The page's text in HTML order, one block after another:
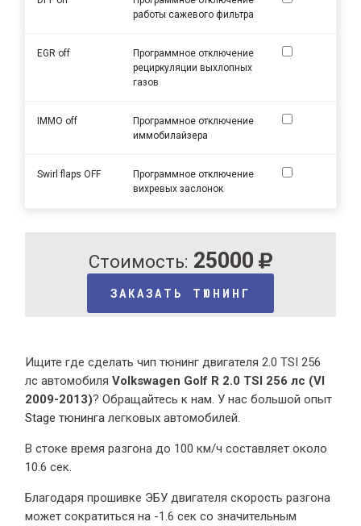
работы сажевого фильтра
EGR off
Программное отключение
рециркуляции выхлопных
газов
IMMO off
Программное отключение
иммобилайзера
Swirl flaps OFF
Программное отключение
вихревых заслонок
Стоимость: 25000
ЗАКАЗАТЬ ТЮНИНГ
Ищите где сделать чип тюнинг двигателя 2.0 TSI 256
лс автомобиляVolkswagen Golf R 2.0 TSI 256 лс (VI
2009-2013)? Обращайтесь к нам. У нас большой опыт
Stage тюнинга легковых автомобилей.
В стоке время разгонадо 100 км/ч составляет около
10.6 сек.
Благодаря прошивке ЭБУ двигателя скорость разгона
может сократиться на -1.6 сек со значительным